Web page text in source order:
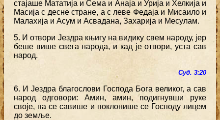
стајаше Мататија и Сема и Анаја и Урија и Хелкија и
Масија с десне стране, а с леве Федаја и Мисаило и
Малахија и Асум и Асвадана, Захарија и Месулам.
5. И отвори Јездра књигу на видику свем народу, јер
беше више свега народа, и кад је отвори, уста сав
народ.
Суд. 3:20
6. И Јездра благослови Господа Бога великог, а сав
народ одговори: Амин, амин, подигнувши руке
своје, па се савише и поклонише се Господу лицем
до земље.